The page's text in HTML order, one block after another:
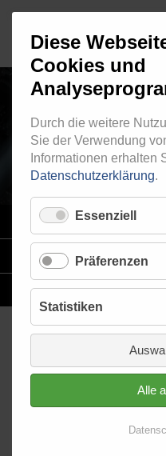
VARIO
STAHLFLEX-
Diese
Cookies und
Durch die weitere
Sie der Verwendung
Informationen erhalten
Datenschutzerklärung.
Essenziell
Präferenzen
Statistiken
Alle